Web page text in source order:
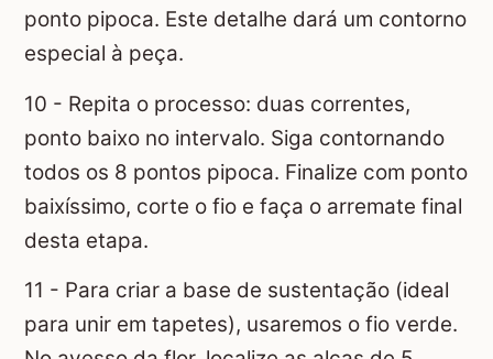
ponto pipoca. Este detalhe dará um contorno
especial à peça.
10 - Repita o processo: duas correntes,
ponto baixo no intervalo. Siga contornando
todos os 8 pontos pipoca. Finalize com ponto
baixíssimo, corte o fio e faça o arremate final
desta etapa.
11 - Para criar a base de sustentação (ideal
para unir em tapetes), usaremos o fio verde.